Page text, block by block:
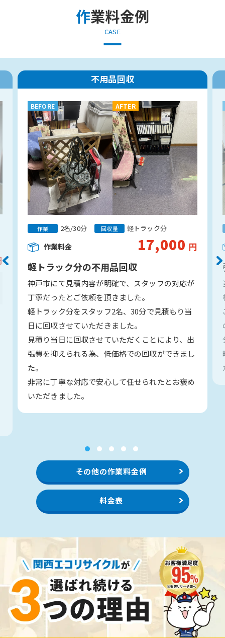
作業料金例
CASE
不用品回収
BEFORE AFTER
作業 2名/30分 回収量 軽トラック分
作業料金 17,000 円
軽トラック分の不用品回収
神戸市にて見積内容が明確で、スタッフの対応が
丁寧だったとご依頼を頂きました。
軽トラック分をスタッフ2名、30分で見積もり当
日に回収させていただきました。
見積り当日に回収させていただくことにより、出
張費を抑えられる為、低価格での回収ができまし
た。
非常に丁寧な対応で安心して任せられたとお褒め
いただきました。
その他の作業料金例
料金表